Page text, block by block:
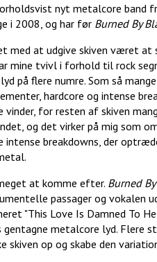
nyt metalcore band
i 2008, og har før Burned By
med at udgive skiven været at
mine tvivl i forhold til rock
på flere numre. Som så
hardcore og intense
vinder, for resten af skiven
og det virker på mig som
intense breakdowns, der
at komme efter. Burned
passager og vokalen
"This Love Is Damned To
metalcore lyd. Flere
skiven op og skabe den